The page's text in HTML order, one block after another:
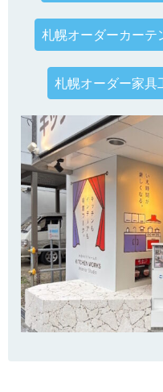
札幌オーダーカーテ
札幌オーダー家具